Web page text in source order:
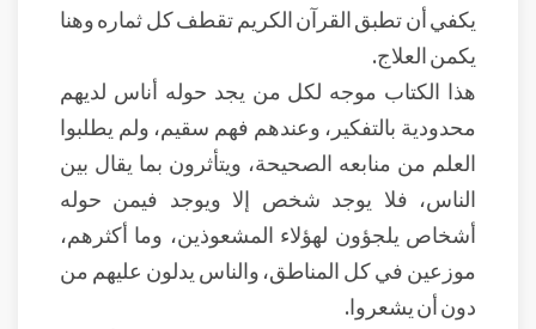
يكفي أن تطبق القرآن الكريم تقطف كل ثماره وهنا
يكمن العلاج.
هذا الكتاب موجه لكل من يجد حوله أناس لديهم
محدودية بالتفكير، وعندهم فهم سقيم، ولم يطلبوا
العلم من منابعه الصحيحة، ويتأثرون بما يقال بين
الناس، فلا يوجد شخص إلا ويوجد فيمن حوله
أشخاص يلجؤون لهؤلاء المشعوذين، وما أكثرهم،
موزعين في كل المناطق، والناس يدلون عليهم من
دون أن يشعروا.